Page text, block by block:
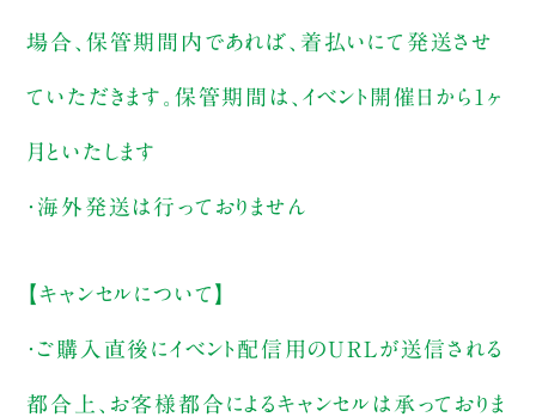
場合、保管期間内であれば、着払いにて発送させ
ていただきます。保管期間は、イベント開催日から1ヶ
月といたします
・海外発送は行っておりません
【キャンセルについて】
・ご購入直後にイベント配信用のURLが送信される
都合上、お客様都合によるキャンセルは承っておりま